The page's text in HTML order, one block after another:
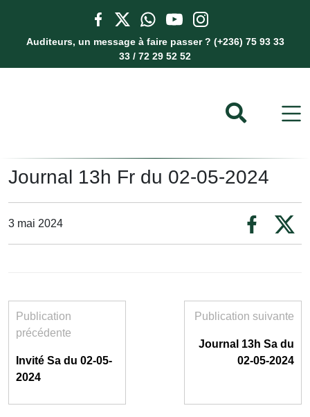
Auditeurs, un message à faire passer ? (+236) 75 93 33
33 / 72 29 52 52
Journal 13h Fr du 02-05-2024
3 mai 2024
Publication
précédente
Invité Sa du 02-05-
2024
Publication suivante
Journal 13h Sa du
02-05-2024